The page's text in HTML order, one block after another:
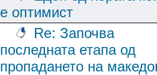
е оптимист
Re: Започва
последната етапа од
пропадането на